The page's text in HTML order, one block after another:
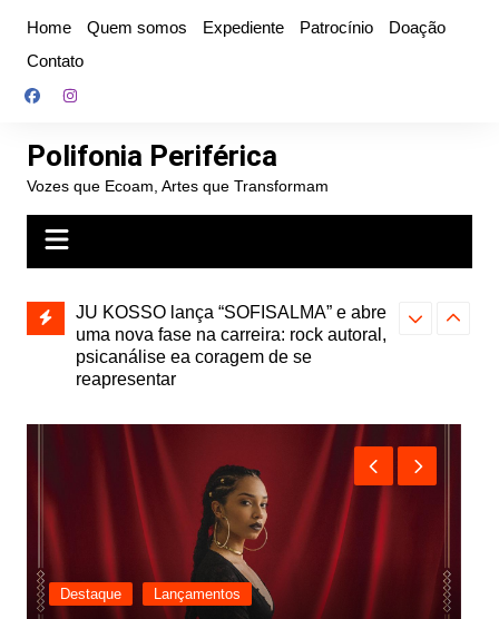
conteúdo
Home Quem somos Expediente Patrocínio
Doação
Contato
Polifonia Periférica
Vozes que Ecoam, Artes que Transformam
e abre
autoral,
Projota relança a mixtape “Projeção”,
de 2010, nas plataformas digitais
Farofa
Destaque Lançamentos